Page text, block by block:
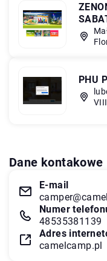
PHU
Dane kontakowe
E-mail
Numer
48535381139
Adres
camelcamp.pl